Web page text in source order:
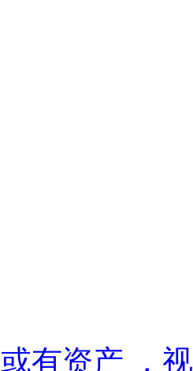
或有资产 ，